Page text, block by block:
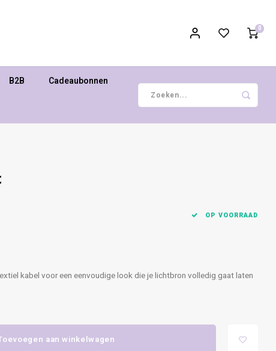
0
B2B Cadeaubonnen
OP VOORRAAD
kabel voor een eenvoudige look die je lichtbron volledig gaat laten
aan winkelwagen